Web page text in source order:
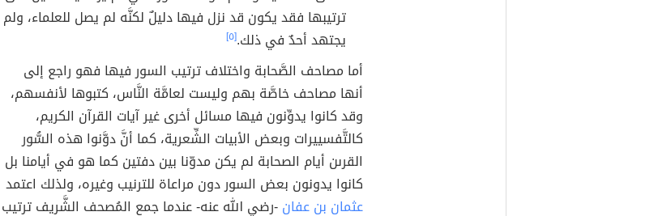
ترتيبها فقد يكون قد نزل فيها دليلٌ لكنَّه لم يصل للعلماء، ولم
يجتهد أحدٌ في ذلك.[٥]
أما مصاحف الصَّحابة واختلاف ترتيب السور فيها فهو راجع إلى
أنها مصاحف خاصَّة بهم وليست لعامَّة النَّاس، كتبوها لأنفسهم،
وقد كانوا يدوِّنون فيها مسائل أخرى غير آيات القرآن الكريم،
كالتَّفسييرات وبعض الأبيات الشِّعرية، كما أنَّ دوَّنوا هذه السُّور
القرىن أيام الصحابة لم يكن مدوّنا بين دفتين كما هو في أيامنا بل
كانوا يدونون بعض السور دون مراعاة للترنيب وغيره، ولذلك اعتمد
عثمان بن عفان-رضي الله عنه- عندما جمع المُصحف الشَّريف ترتيب